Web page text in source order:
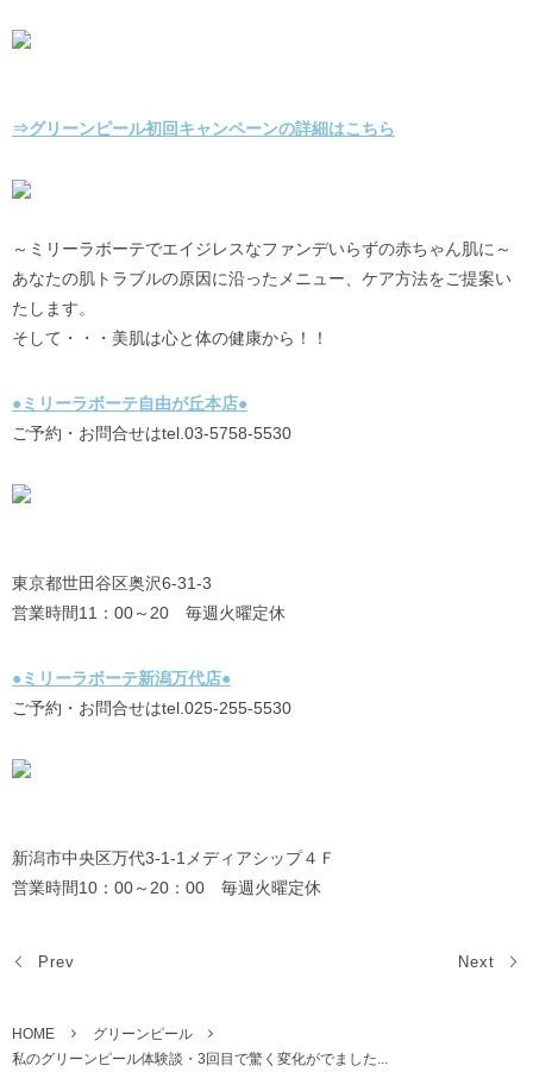
⇒グリーンピール初回キャンペーンの詳細はこちら
～ミリーラボーテでエイジレスなファンデいらずの赤ちゃん肌に～
あなたの肌トラブルの原因に沿ったメニュー、ケア方法をご提案い
たします。
そして・・・美肌は心と体の健康から！！
●ミリーラボーテ自由が丘本店●
ご予約・お問合せはtel.03-5758-5530
東京都世田谷区奥沢6-31-3
営業時間11：00～20 毎週火曜定休
●ミリーラボーテ新潟万代店●
ご予約・お問合せはtel.025-255-5530
新潟市中央区万代3-1-1メディアシップ４Ｆ
営業時間10：00～20：00 毎週火曜定休
Prev Next
HOME
グリーンピール
私のグリーンピール体験談・3回目で驚く変化がでました...